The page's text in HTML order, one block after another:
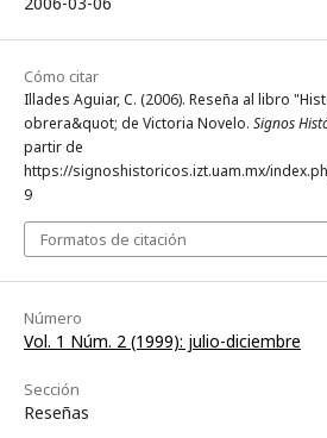
Cómo citar
Illades Aguiar, C. (2006). Reseña al libro
obrera&quot; de Victoria Novelo. Signos
partir de
https://signoshistoricos.izt.uam.mx/
9
Formatos de citación
Número
Vol. 1 Núm. 2 (1999): julio-diciembre
Sección
Reseñas